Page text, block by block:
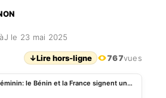
le 23 mai 2025
↓Lire hors-ligne 767vues
Sport féminin: le Bénin et la France signent une convention de partenariat